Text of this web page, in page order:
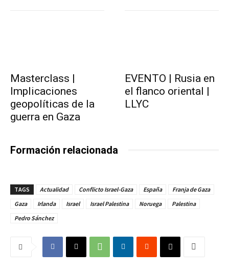
Masterclass |
Implicaciones
geopolíticas de la
guerra en Gaza
EVENTO | Rusia en
el flanco oriental |
LLYC
Formación relacionada
TAGS Actualidad Conflicto Israel-Gaza España
Franja de Gaza
Gaza
Irlanda Israel Israel Palestina Noruega
Palestina
Pedro Sánchez